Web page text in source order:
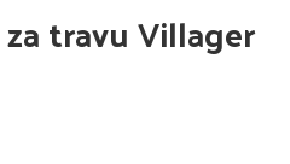
travu Villager